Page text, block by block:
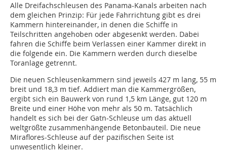
Alle Dreifachschleusen des Panama-Kanals arbeiten nach
dem gleichen Prinzip: Für jede Fahrrichtung gibt es drei
Kammern hintereinander, in denen die Schiffe in
Teilschritten angehoben oder abgesenkt werden. Dabei
fahren die Schiffe beim Verlassen einer Kammer direkt in
die folgende ein. Die Kammern werden durch dieselbe
Toranlage getrennt.
Die neuen Schleusenkammern sind jeweils 427 m lang, 55 m
breit und 18,3 m tief. Addiert man die Kammergrößen,
ergibt sich ein Bauwerk von rund 1,5 km Länge, gut 120 m
Breite und einer Höhe von mehr als 50 m. Tatsächlich
handelt es sich bei der Gatn-Schleuse um das aktuell
weltgrößte zusammenhängende Betonbauteil. Die neue
Miraflores-Schleuse auf der pazifischen Seite ist
unwesentlich kleiner.